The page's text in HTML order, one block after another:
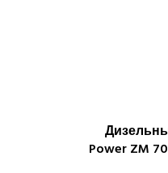
Power ZM